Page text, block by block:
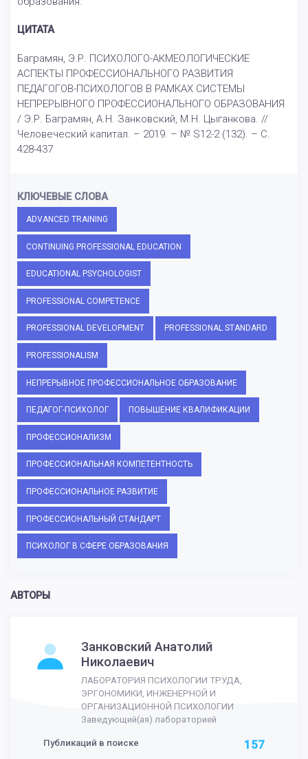
ЦИТАТА
Баграмян, Э.Р. ПСИХОЛОГО-АКМЕОЛОГИЧЕСКИЕ
АСПЕКТЫ ПРОФЕССИОНАЛЬНОГО РАЗВИТИЯ
ПЕДАГОГОВ-ПСИХОЛОГОВ В РАМКАХ СИСТЕМЫ
НЕПРЕРЫВНОГО ПРОФЕССИОНАЛЬНОГО ОБРАЗОВАНИЯ
/ Э.Р. Баграмян, А.Н. Занковский, М.Н. Цыганкова. //
Человеческий капитал. – 2019. – № S12-2 (132). – С.
428-437
КЛЮЧЕВЫЕ СЛОВА
ADVANCED TRAINING
CONTINUING PROFESSIONAL EDUCATION
EDUCATIONAL PSYCHOLOGIST
PROFESSIONAL COMPETENCE
PROFESSIONAL DEVELOPMENT PROFESSIONAL STANDARD
PROFESSIONALISM
НЕПРЕРЫВНОЕ ПРОФЕССИОНАЛЬНОЕ ОБРАЗОВАНИЕ
ПЕДАГОГ-ПСИХОЛОГ ПОВЫШЕНИЕ КВАЛИФИКАЦИИ
ПРОФЕССИОНАЛИЗМ
ПРОФЕССИОНАЛЬНАЯ КОМПЕТЕНТНОСТЬ
ПРОФЕССИОНАЛЬНОЕ РАЗВИТИЕ
ПРОФЕССИОНАЛЬНЫЙ СТАНДАРТ
ПСИХОЛОГ В СФЕРЕ ОБРАЗОВАНИЯ
АВТОРЫ
Занковский Анатолий
Николаевич
ЛАБОРАТОРИЯ ПСИХОЛОГИИ ТРУДА,
ЭРГОНОМИКИ, ИНЖЕНЕРНОЙ И
ОРГАНИЗАЦИОННОЙ ПСИХОЛОГИИ
Заведующий(ая) лабораторией
Публикаций в поиске 157